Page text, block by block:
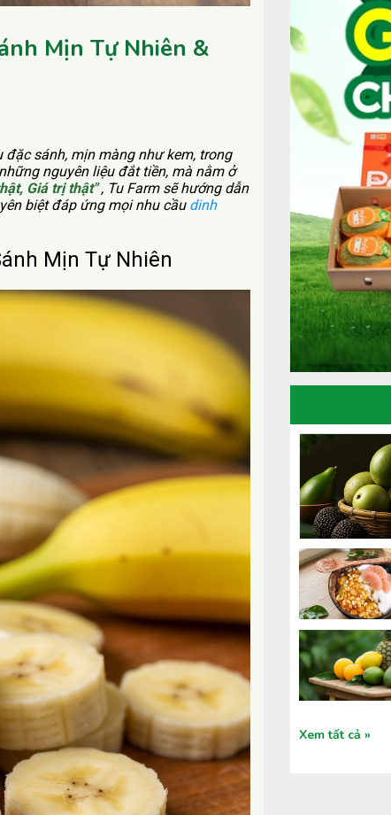
Xem tất cả
sánh, mịn màng như kem, trong
nguyên liệu đắt tiền, mà nằm ở
Giá trị thật", Tu Farm sẽ hướng dẫn
biệt đáp ứng mọi nhu cầu dinh
Mịn Tự Nhiên
Mịn Tự Nhiên &